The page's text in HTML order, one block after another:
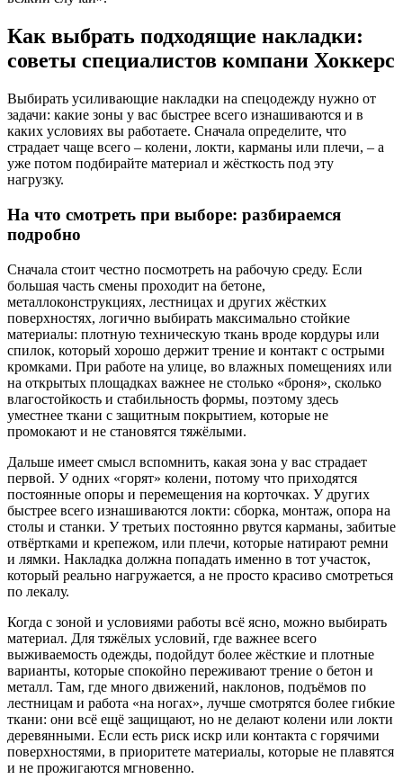
Как выбрать подходящие накладки:
советы специалистов компани Хоккерс
Выбирать усиливающие накладки на спецодежду нужно от
задачи: какие зоны у вас быстрее всего изнашиваются и в
каких условиях вы работаете. Сначала определите, что
страдает чаще всего – колени, локти, карманы или плечи, – а
уже потом подбирайте материал и жёсткость под эту
нагрузку.
На что смотреть при выборе: разбираемся
подробно
Сначала стоит честно посмотреть на рабочую среду. Если
большая часть смены проходит на бетоне,
металлоконструкциях, лестницах и других жёстких
поверхностях, логично выбирать максимально стойкие
материалы: плотную техническую ткань вроде кордуры или
спилок, который хорошо держит трение и контакт с острыми
кромками. При работе на улице, во влажных помещениях или
на открытых площадках важнее не столько «броня», сколько
влагостойкость и стабильность формы, поэтому здесь
уместнее ткани с защитным покрытием, которые не
промокают и не становятся тяжёлыми.
Дальше имеет смысл вспомнить, какая зона у вас страдает
первой. У одних «горят» колени, потому что приходятся
постоянные опоры и перемещения на корточках. У других
быстрее всего изнашиваются локти: сборка, монтаж, опора на
столы и станки. У третьих постоянно рвутся карманы, забитые
отвёртками и крепежом, или плечи, которые натирают ремни
и лямки. Накладка должна попадать именно в тот участок,
который реально нагружается, а не просто красиво смотреться
по лекалу.
Когда с зоной и условиями работы всё ясно, можно выбирать
материал. Для тяжёлых условий, где важнее всего
выживаемость одежды, подойдут более жёсткие и плотные
варианты, которые спокойно переживают трение о бетон и
металл. Там, где много движений, наклонов, подъёмов по
лестницам и работа «на ногах», лучше смотрятся более гибкие
ткани: они всё ещё защищают, но не делают колени или локти
деревянными. Если есть риск искр или контакта с горячими
поверхностями, в приоритете материалы, которые не плавятся
и не прожигаются мгновенно.